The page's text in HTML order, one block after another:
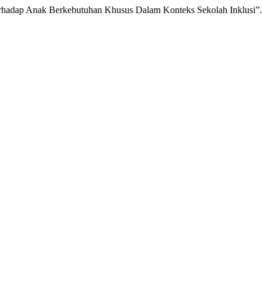
Anak Berkebutuhan Khusus Dalam Konteks Sekolah Inklusi”.